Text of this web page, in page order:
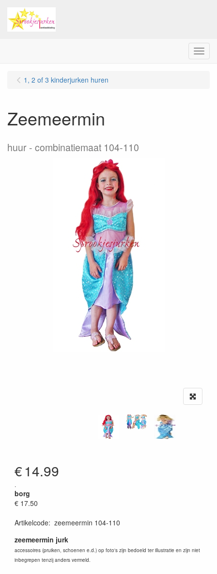
Menu
1, 2 of 3 kinderjurken huren
Zeemeermin
huur combinatiemaat 104-110
€14.99
.
borg
€ 17.50
Artikelcode: zeemeermin 104-110
zeemeermin jurk
accessoires (pruiken, schoenen e.d.) op foto's zijn bedoeld ter illustratie en zijn niet
inbegrepen tenzij anders vermeld.